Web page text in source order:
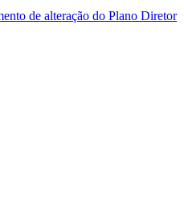
de alteração do Plano Diretor